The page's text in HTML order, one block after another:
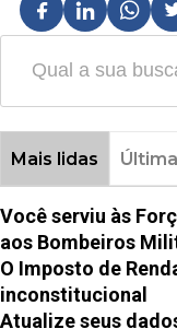
Mais lidas
Você serviu às
aos Bombeiros
O Imposto de
inconstitucional
Atualize seus